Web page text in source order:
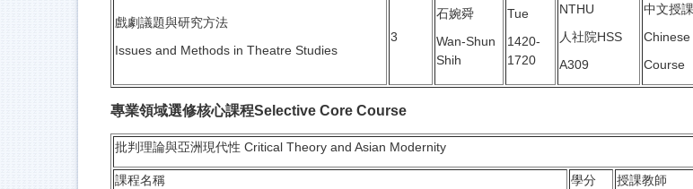
戲劇議題與研究方法
Issues and Methods in Theatre Studies
3
石婉舜
Wan-Shun
Shih
Tue
1420-
1720
NTHU
人社院HSS
A309
中文授課
Chinese
Course
專業領域選修核心課程Selective Core Course
批判理論與亞洲現代性 Critical Theory and Asian Modernity
課程名稱
學分
授課教師